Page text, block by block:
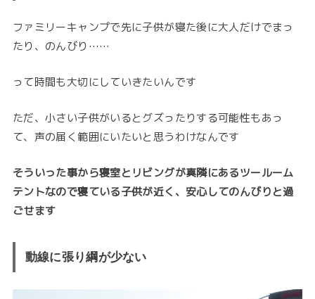
ファミリーキャンプで先に子供が寝た後に大人だけでまっ
たり、のんびり……
って時間も大切にしていきたいんです
ただ、小さい子供がいるとグズったりする可能性もあっ
て、声の届く範囲にいたいと思うわけなんです
そういった事から寝室とリビングが真隣にあるツールーム
テントなので寝ている子供が近く、安心してのんびりと過
ごせます
動線に張り綱が少ない